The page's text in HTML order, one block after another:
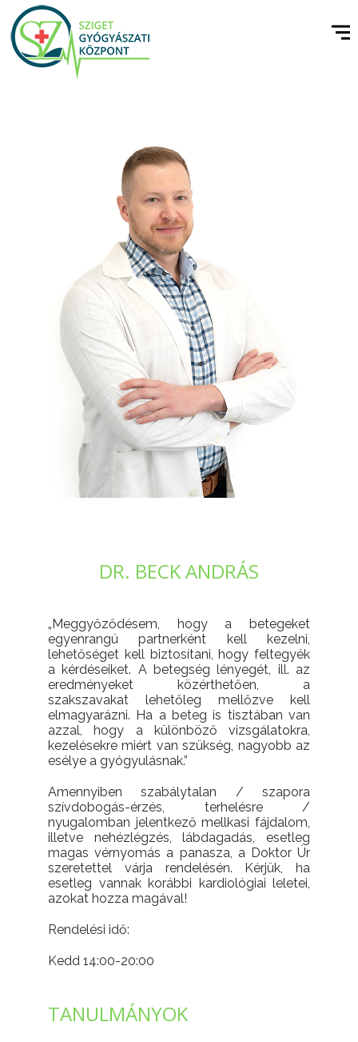
DR. BECK ANDRÁS
„Meggyőződésem, hogy a betegeket
egyenrangú partnerként kell kezelni,
lehetőséget kell biztosítani, hogy feltegyék
a kérdéseiket. A betegség lényegét, ill. az
eredményeket közérthetően, a
szakszavakat lehetőleg mellőzve kell
elmagyarázni. Ha a beteg is tisztában van
azzal, hogy a különböző vizsgálatokra,
kezelésekre miért van szükség, nagyobb az
esélye a gyógyulásnak.”
Amennyiben szabálytalan / szapora
szívdobogás-érzés, terhelésre /
nyugalomban jelentkező mellkasi fájdalom,
illetve nehézlégzés, lábdagadás, esetleg
magas vérnyomás a panasza, a Doktor Úr
szeretettel várja rendelésén. Kérjük, ha
esetleg vannak korábbi kardiológiai leletei,
azokat hozza magával!
Rendelési idő:
Kedd 14:00-20:00
TANULMÁNYOK